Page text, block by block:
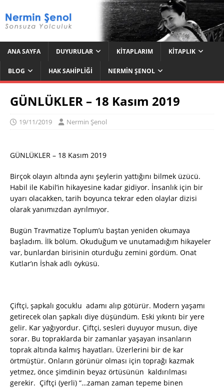
ANA SAYFA DUYURULAR KITAPLARIM KITAPLIK
BLOG HAK SAHIPLIĞI NERMIN ŞENOL
GÜNLÜKLER – 18 Kasım 2019
19/11/2019 Nermin Şenol
GÜNLÜKLER – 18 Kasım 2019
Birçok olayın altında aynı şeylerin yattığını bilmek üzücü.
Habil ile Kabil’in hikayesine kadar gidiyor. İnsanlık için bir
uyarı olacakken, tarih boyunca tekrar eden olaylar dizisi
olarak yanımızdan ayrılmıyor.
Bugün Travmatize Toplum’u baştan yeniden okumaya
başladım. İlk bölüm. Okuduğum ve unutamadığım hikayeler
var, bunlardan birisinin oturduğu zemini gördüm. Onat
Kutlar’ın İshak adlı öyküsü.
Çiftçi, şapkalı gocuklu adamı alıp götürür. Modern yaşamı
getirecek olan şapkalı diye düşündüm. Eski yıkıntı bir yere
gelir. Kar yağıyordur. Çiftçi, sesleri duyuyor musun, diye
sorar. Bu topraklarda bir zamanlar yaşayan insanların
toprak altında kalmış hayatları. Üzerlerini bir de kar
örtmüştür. Onların görünür olması için toprağı kazmak
yetmez, önce şimdinin beyaz örtüsünün kaldırılması
gerekir. Çiftçi (yerli) “…zaman zaman tepeme binen